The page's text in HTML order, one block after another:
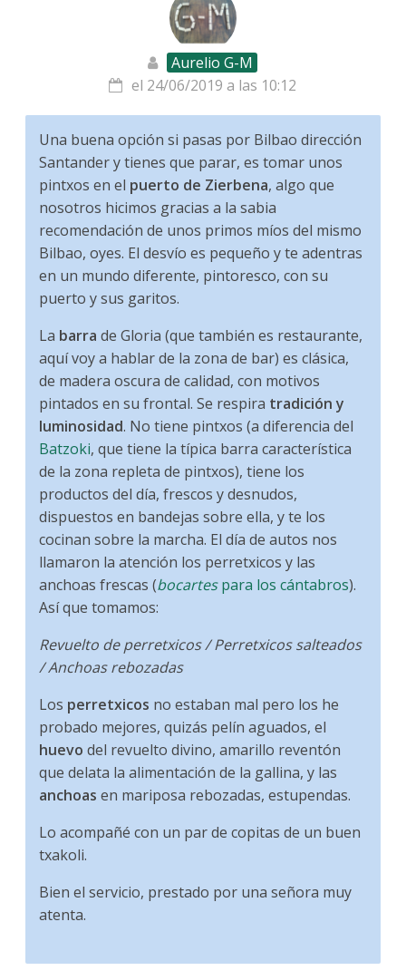
Aurelio G-M
el 24/06/2019 a las 10:12
Una buena opción si pasas por Bilbao dirección
Santander y tienes que parar, es tomar unos
pintxos en el puerto de Zierbena, algo que
nosotros hicimos gracias a la sabia
recomendación de unos primos míos del mismo
Bilbao, oyes. El desvío es pequeño y te adentras
en un mundo diferente, pintoresco, con su
puerto y sus garitos.
La barra de Gloria (que también es restaurante,
aquí voy a hablar de la zona de bar) es clásica,
de madera oscura de calidad, con motivos
pintados en su frontal. Se respira tradición y
luminosidad. No tiene pintxos (a diferencia del
Batzoki, que tiene la típica barra característica
de la zona repleta de pintxos), tiene los
productos del día, frescos y desnudos,
dispuestos en bandejas sobre ella, y te los
cocinan sobre la marcha. El día de autos nos
llamaron la atención los perretxicos y las
anchoas frescas (bocartespara los cántabros).
Así que tomamos:
Revuelto de perretxicos / Perretxicos salteados
/ Anchoas rebozadas
Los perretxicos no estaban mal pero los he
probado mejores, quizás pelín aguados, el
huevo del revuelto divino, amarillo reventón
que delata la alimentación de la gallina, y las
anchoas en mariposa rebozadas, estupendas.
Lo acompañé con un par de copitas de un buen
txakoli.
Bien el servicio, prestado por una señora muy
atenta.